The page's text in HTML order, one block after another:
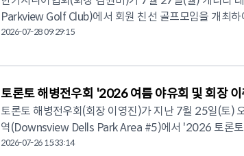
에 꽃이 피면' 등 문화예술 공연이 펼쳐진다. 입장료는 무료이며 한인동포 누구나 참여가 가능하다.
■ 9월 2일(수) 다큐' 머나먼 고향' 및 뮤지컬 '설계자들-조선에 등불을' 문화·예술 주간의 대미를 장
35 Fairview Mall Dr. Toronto)에서 막을 올린다. 당일 무대에서는 다큐멘터리 '머나먼 고향(Far
연속 상영 및 공연되어 동포들에게 감동을 선사할 예정이다. 해당 공연의 입장료는 20달러
련 문의는 KCCNAC 전화 647-997-9708 또는 이메일
카문화예술원 박정순 원장은 "박인환 시인 탄생 100주
리를 놓는 자리를 만들게 되어 가슴이 벅차다"라며 "토
의 '왕궁의 불꽃놀이' 등 세계적인 클래식 명곡이 연주되며 폭
다른 하이라이트는 이민 3세 어린이들로 구성된 윈드앙
관객이 함께 부르며 공연장이 하나의 거대한 합창 무대
를 따라 부르며 고향에 대한 그리움과 공동체의 따뜻한 정을 함께 나눴다.
은 조상두 목사가 직접 편곡한 '민요 판타지아
한 윈드오케스트라 연주와 함께 소담 선생이 이끄는 농
프라노 김한나 씨의 사회로 진행된 1부 순서에서는 국
며, 폴 김 목사가 애국가와 캐나다 국가(O Canada)를 열창
회장은 인사말을 통해 "당초 가벼운 마음으로 준비했던
임감을 느끼며, 앞으로 회원들이 자주 만나 소통하고
가겠다"고 말했다. 주토론토총영사관 최기천 부총영사는 축사에서 "총영사관은 올해부터 향우회와
동포 단체들과의 소통을 더욱 확대하기 위해 각 지역
취임 이후 처음 열리는 강원도민회 행사에 함께하게 되어
축하 무대에서는 오경희 선생의 아름다운 바이올린 독
Parkview Golf Club)에서 회원 친선 골프모임을 개최
졌다. 이번 행사는 회원들의 건강한 여가생활을 장려하고 회원 간 친목을 더욱 돈독히 하기 위해 마
며 교류하는 데 의미를 둔 친선 행사로 진행돼 참가자들의 큰 호응을 얻
은 서로의 안부를 나누며 격려했고 함께 라운딩을 즐기
을 보냈다. 라운딩을 마친 뒤에는 골프장 카페테리아에서 점심식사를 함께하며 담소를 나누었다. 이
날 행사에서는 라면, 막걸리, 초원식당 외식상품권, 오
을 준비해 행사를 더욱 풍성하게 했다. 참석자들은 "순위를 겨루는 것보다 함께 웃고 이야기할 수 있
2026-07-28 09:29:15
토론토 해병전우회 '2026 여름 야유회 및 회장
토론토 해병전우회(회장 이영진)가 지난 7월 25일(토)
역(Downsview Dells Park Area #5)에서 '2026 토론
황리에 개최하며 해병 정신과 전우애를 다시 한번 확인하는 뜻깊
2026-07-26 15:33:14